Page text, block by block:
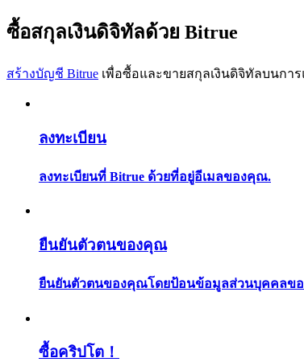
ซื้อสกุลเงินดิจิทัลด้วย Bitrue
สร้างบัญชี Bitrue เพื่อซื้อและขายสกุลเงินดิจิทัลบนกา
ลงทะเบียน
ลงทะเบียนที่ Bitrue ด้วยที่อยู่อีเมลของคุณ.
ยืนยันตัวตนของคุณ
ยืนยันตัวตนของคุณโดยป้อนข้อมูลส่วนบุคคลข
ซื้อคริปโต！